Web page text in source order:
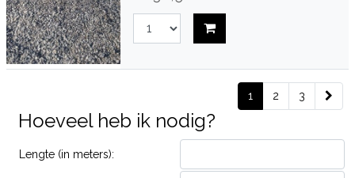
1 2 3
Hoeveel heb ik nodig?
Lengte (in meters):